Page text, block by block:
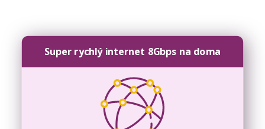
Super rychlý internet 8Gbps na doma